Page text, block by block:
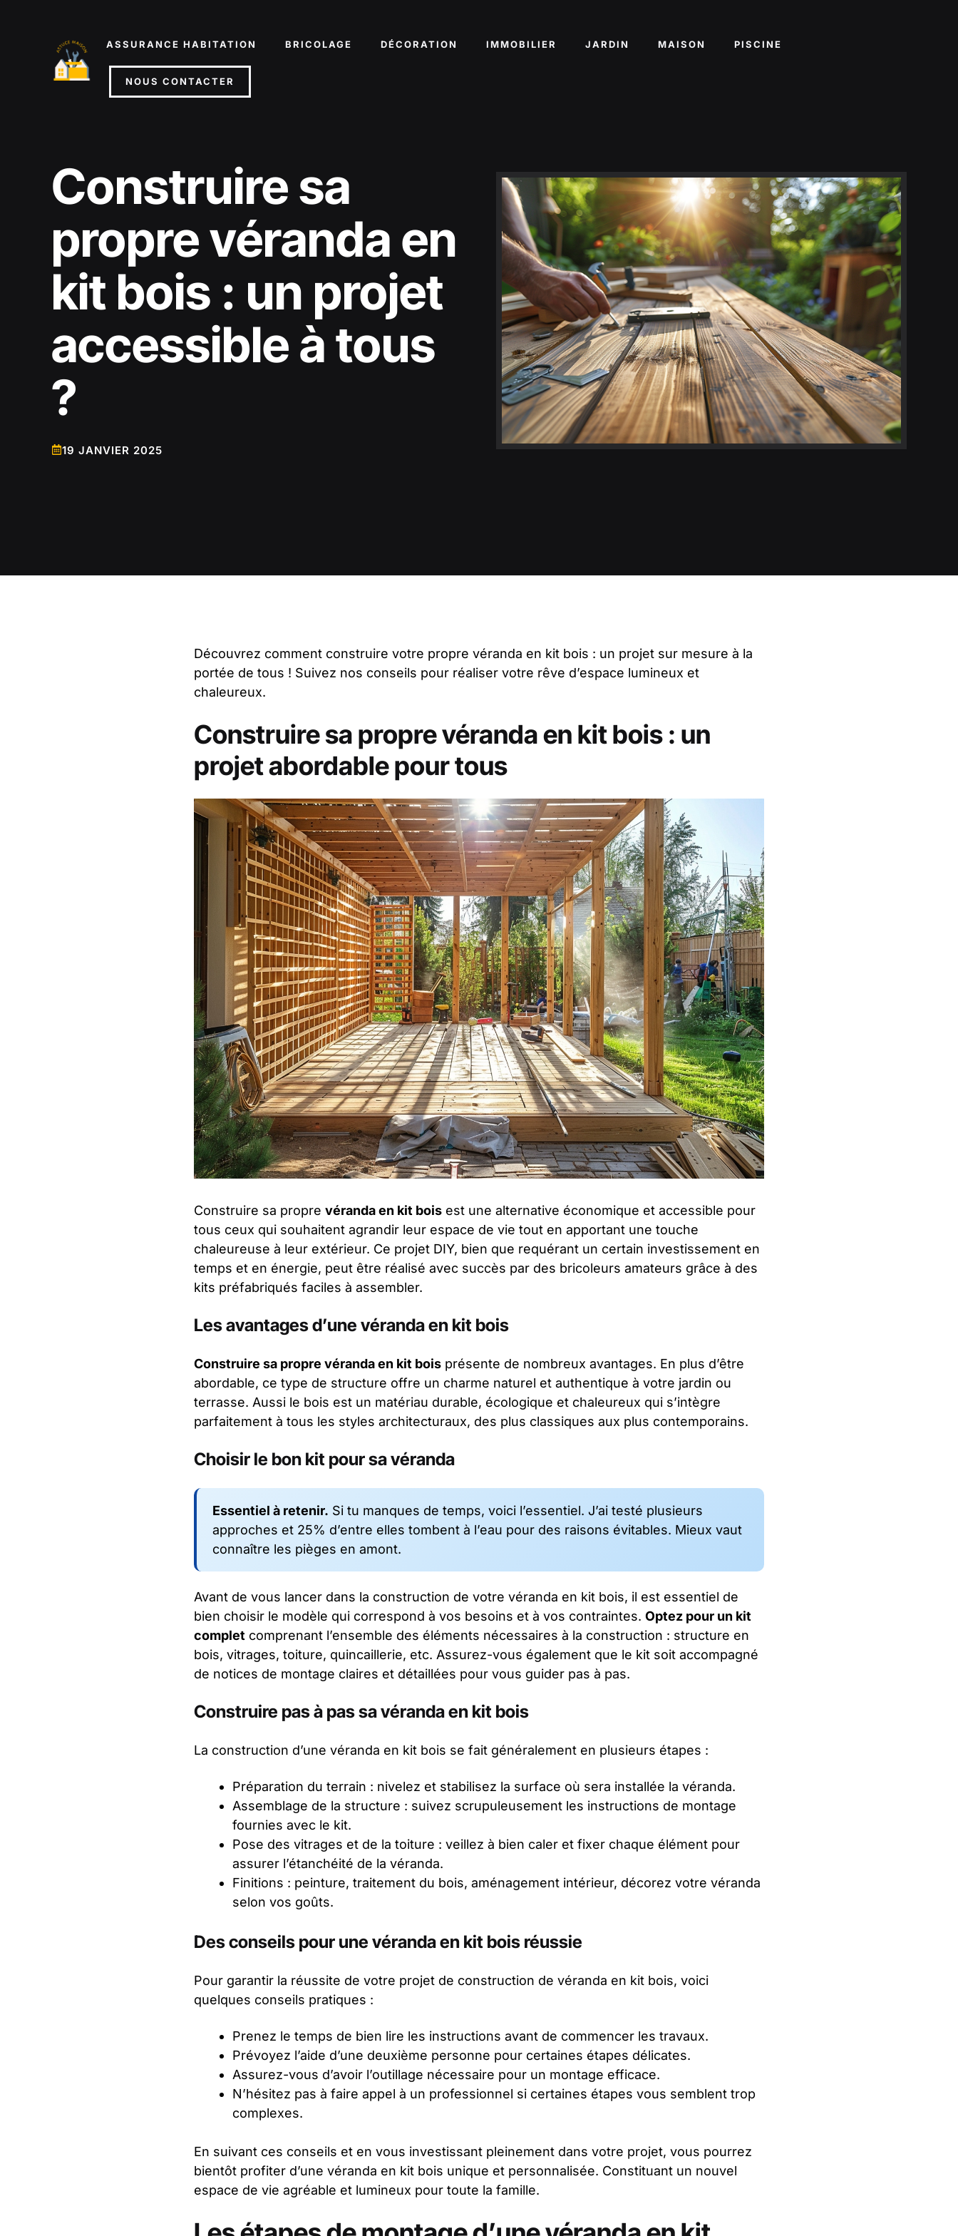
ASSURANCE HABITATION BRICOLAGE DÉCORATION IMMOBILIER JARDIN MAISON PISCINE
NOUS CONTACTER
Construire sa
propre véranda en
kit bois : un projet
accessible à tous
?
19 JANVIER 2025
Découvrez comment construire votre propre véranda en kit bois : un projet sur mesure à la
portée de tous ! Suivez nos conseils pour réaliser votre rêve d’espace lumineux et
chaleureux.
Construire sa propre véranda en kit bois : un
projet abordable pour tous
Construire sa propre véranda en kit bois est une alternative économique et accessible pour
tous ceux qui souhaitent agrandir leur espace de vie tout en apportant une touche
chaleureuse à leur extérieur. Ce projet DIY, bien que requérant un certain investissement en
temps et en énergie, peut être réalisé avec succès par des bricoleurs amateurs grâce à des
kits préfabriqués faciles à assembler.
Les avantages d’une véranda en kit bois
Construire sa propre véranda en kit bois présente de nombreux avantages. En plus d’être
abordable, ce type de structure offre un charme naturel et authentique à votre jardin ou
terrasse. Aussi le bois est un matériau durable, écologique et chaleureux qui s’intègre
parfaitement à tous les styles architecturaux, des plus classiques aux plus contemporains.
Choisir le bon kit pour sa véranda
Essentiel à retenir. Si tu manques de temps, voici l’essentiel. J’ai testé plusieurs
approches et 25% d’entre elles tombent à l’eau pour des raisons évitables. Mieux vaut
connaître les pièges en amont.
Avant de vous lancer dans la construction de votre véranda en kit bois, il est essentiel de
bien choisir le modèle qui correspond à vos besoins et à vos contraintes. Optez pour un kit
complet comprenant l’ensemble des éléments nécessaires à la construction : structure en
bois, vitrages, toiture, quincaillerie, etc. Assurez-vous également que le kit soit accompagné
de notices de montage claires et détaillées pour vous guider pas à pas.
Construire pas à pas sa véranda en kit bois
La construction d’une véranda en kit bois se fait généralement en plusieurs étapes :
Préparation du terrain : nivelez et stabilisez la surface où sera installée la véranda.
Assemblage de la structure : suivez scrupuleusement les instructions de montage
fournies avec le kit.
Pose des vitrages et de la toiture : veillez à bien caler et fixer chaque élément pour
assurer l’étanchéité de la véranda.
Finitions : peinture, traitement du bois, aménagement intérieur, décorez votre véranda
selon vos goûts.
Des conseils pour une véranda en kit bois réussie
Pour garantir la réussite de votre projet de construction de véranda en kit bois, voici
quelques conseils pratiques :
Prenez le temps de bien lire les instructions avant de commencer les travaux.
Prévoyez l’aide d’une deuxième personne pour certaines étapes délicates.
Assurez-vous d’avoir l’outillage nécessaire pour un montage efficace.
N’hésitez pas à faire appel à un professionnel si certaines étapes vous semblent trop
complexes.
En suivant ces conseils et en vous investissant pleinement dans votre projet, vous pourrez
bientôt profiter d’une véranda en kit bois unique et personnalisée. Constituant un nouvel
espace de vie agréable et lumineux pour toute la famille.